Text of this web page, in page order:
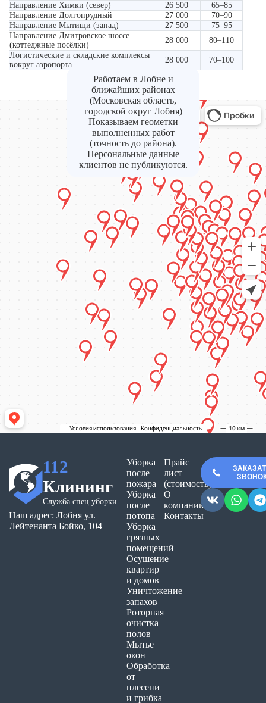
Направление Химки (север)
26 500
65–85
Направление Долгопрудный
27 000
70–90
Направление Мытищи (запад)
27 500
75–95
Направление Дмитровское шоссе
(коттеджные посёлки)
28 000
80–110
Логистические и складские комплексы
вокруг аэропорта
28 000 70–100
Работаем в Лобне и
ближайших районах
(Московская область,
городской округ Лобня)
Показываем геометки
выполненных работ
(точность до района).
Персональные данные
клиентов не публикуются.
112
Клининг
Служба спец уборки
Наш адрес: Лобня ул.
Лейтенанта Бойко, 104
Уборка
после
пожара
Уборка
после
потопа
Уборка
грязных
помещений
Осушение
квартир
и домов
Уничтожение
запахов
Роторная
очистка
полов
Мытье
окон
Обработка
от
плесени
и грибка
Прайс
лист
(стоимость)
О
компании
Контакты